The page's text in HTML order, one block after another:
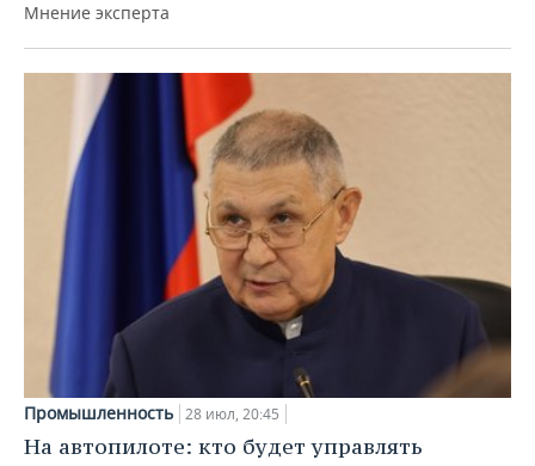
Мнение эксперта
Промышленность 28 июл, 20:45
На автопилоте: кто будет управлять